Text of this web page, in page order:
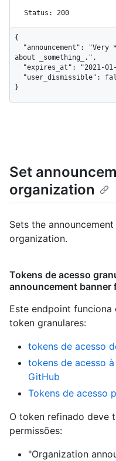
Status: 200
{
about _something_.",
}
Set
organization
Sets the
organization.
Tokens de acesso
announcement banner
Este endpoint
token granulares:
tokens de acesso
tokens de acesso
GitHub
Tokens de acesso
O token refinado deve
permissões:
"Organization